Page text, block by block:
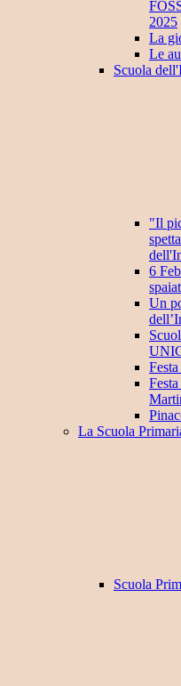
2025
La
Le
Scuola
"Il
6
Un
La Scuola
Scuola